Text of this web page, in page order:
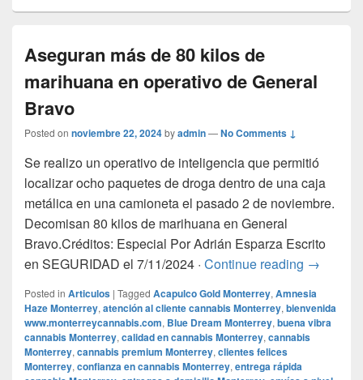
Aseguran más de 80 kilos de
marihuana en operativo de General
Bravo
Posted on noviembre 22, 2024byadmin—No Comments ↓
Se realizo un operativo de inteligencia que permitió
localizar ocho paquetes de droga dentro de una caja
metálica en una camioneta el pasado 2 de noviembre.
Decomisan 80 kilos de marihuana en General
Bravo.Créditos: Especial Por Adrián Esparza Escrito
en SEGURIDAD el 7/11/2024 · Continue reading →
Posted in Articulos | Tagged Acapulco Gold Monterrey, Amnesia
Haze Monterrey, atención al cliente cannabis Monterrey, bienvenida
www.monterreycannabis.com, Blue Dream Monterrey, buena vibra
cannabis Monterrey, calidad en cannabis Monterrey, cannabis
Monterrey, cannabis premium Monterrey, clientes felices
Monterrey, confianza en cannabis Monterrey, entrega rápida